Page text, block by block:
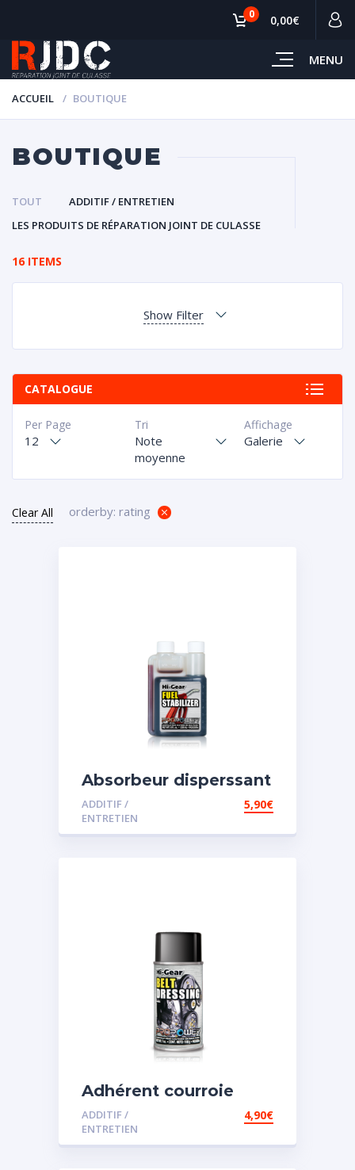
MENU
0 0,00€
ACCUEIL BOUTIQUE
BOUTIQUE
TOUT
ADDITIF / ENTRETIEN
LES PRODUITS DE RÉPARATION JOINT DE CULASSE
16 ITEMS
Show Filter
CATALOGUE
Affichage
Galerie
Tri
Note
moyenne
Per Page
12
Clear All orderby: rating
Absorbeur disperssant
d’eau pour carburant
ADDITIF /
ENTRETIEN
5,90€
Adhérent courroie
ADDITIF /
ENTRETIEN
4,90€